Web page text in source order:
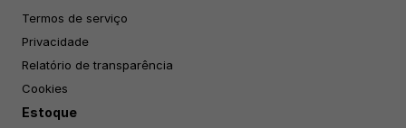
Termos de serviço
Privacidade
Relatório de transparência
Cookies
Estoque